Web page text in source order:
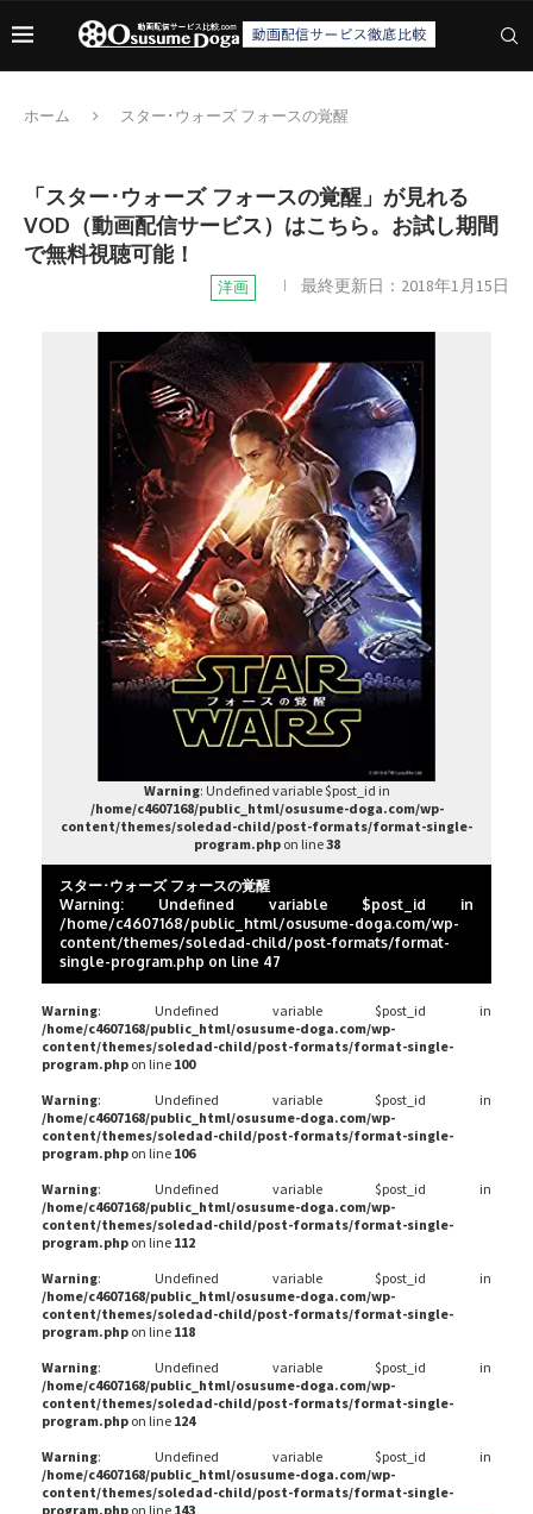
ホーム スター･ウォーズ フォースの覚醒
「スター･ウォーズ フォースの覚醒」が見れる
VOD（動画配信サービス）はこちら。お試し期間
で無料視聴可能！
洋画 最終更新日： 2018年1月15日
Warning: Undefined variable $post_id in
/home/c4607168/public_html/osusume-doga.com/wp-
content/themes/soledad-child/post-formats/format-single-
program.phpon line38
スター･ウォーズ フォースの覚醒
Warning: Undefined variable $post_id in
/home/c4607168/public_html/osusume-doga.com/wp-
content/themes/soledad-child/post-formats/format-
single-program.php on line 47
Warning: Undefined variable $post_id in
/home/c4607168/public_html/osusume-doga.com/wp-
content/themes/soledad-child/post-formats/format-single-
program.php on line 100
Warning: Undefined variable $post_id in
/home/c4607168/public_html/osusume-doga.com/wp-
content/themes/soledad-child/post-formats/format-single-
program.php on line 106
Warning: Undefined variable $post_id in
/home/c4607168/public_html/osusume-doga.com/wp-
content/themes/soledad-child/post-formats/format-single-
program.php on line 112
Warning: Undefined variable $post_id in
/home/c4607168/public_html/osusume-doga.com/wp-
content/themes/soledad-child/post-formats/format-single-
program.php on line 118
Warning: Undefined variable $post_id in
/home/c4607168/public_html/osusume-doga.com/wp-
content/themes/soledad-child/post-formats/format-single-
program.php on line 124
Warning: Undefined variable $post_id in
/home/c4607168/public_html/osusume-doga.com/wp-
content/themes/soledad-child/post-formats/format-single-
program.php on line 143